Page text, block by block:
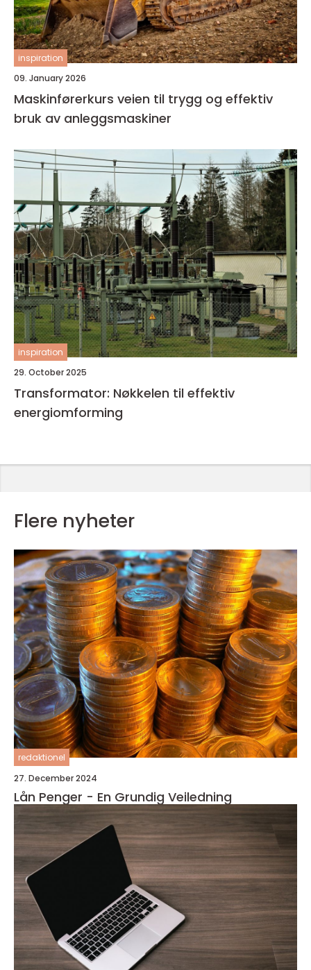
inspiration
09. January 2026
Maskinførerkurs veien til trygg og effektiv
bruk av anleggsmaskiner
inspiration
29. October 2025
Transformator: Nøkkelen til effektiv
energiomforming
Flere nyheter
redaktionel
27. December 2024
Lån Penger - En Grundig Veiledning